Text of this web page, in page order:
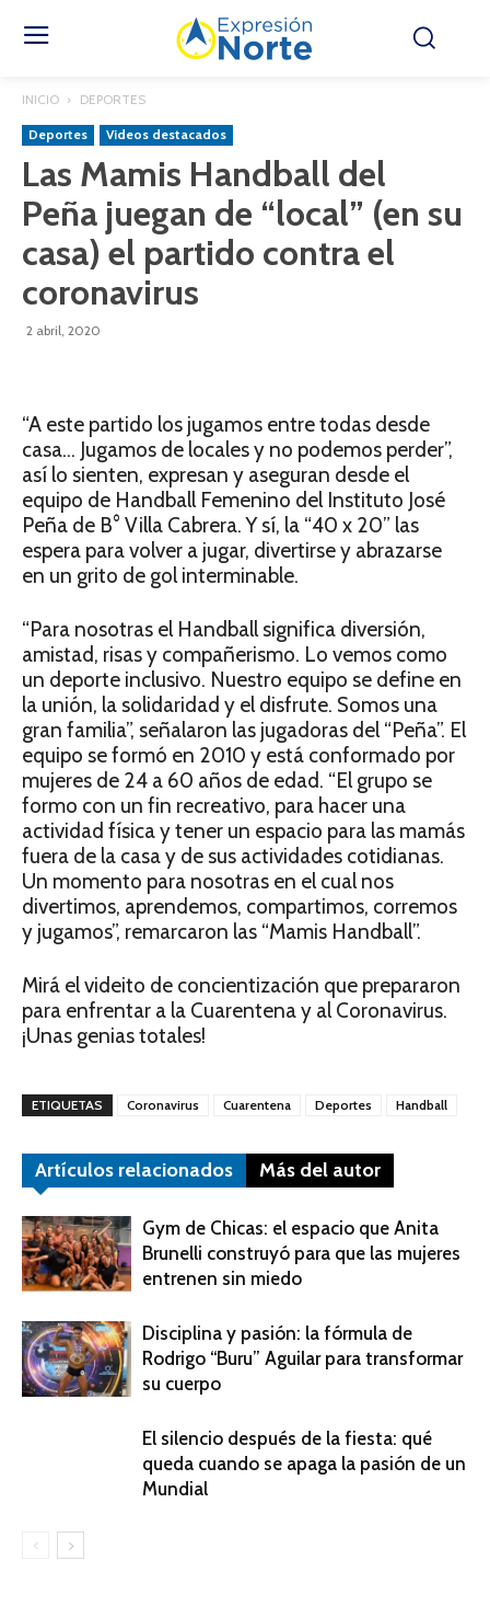
INICIO DEPORTES
Deportes Videos destacados
Las Mamis Handball del
Peña juegan de “local” (en su
casa) el partido contra el
coronavirus
2 abril, 2020
“A este partido los jugamos entre todas desde
casa… Jugamos de locales y no podemos perder”,
así lo sienten, expresan y aseguran desde el
equipo de Handball Femenino del Instituto José
Peña de B° Villa Cabrera. Y sí, la “40 x 20” las
espera para volver a jugar, divertirse y abrazarse
en un grito de gol interminable.
“Para nosotras el Handball significa diversión,
amistad, risas y compañerismo. Lo vemos como
un deporte inclusivo. Nuestro equipo se define en
la unión, la solidaridad y el disfrute. Somos una
gran familia”, señalaron las jugadoras del “Peña”. El
equipo se formó en 2010 y está conformado por
mujeres de 24 a 60 años de edad. “El grupo se
formo con un fin recreativo, para hacer una
actividad física y tener un espacio para las mamás
fuera de la casa y de sus actividades cotidianas.
Un momento para nosotras en el cual nos
divertimos, aprendemos, compartimos, corremos
y jugamos”, remarcaron las “Mamis Handball”.
Mirá el videito de concientización que prepararon
para enfrentar a la Cuarentena y al Coronavirus.
¡Unas genias totales!
ETIQUETAS Coronavirus Cuarentena Deportes Handball
Artículos relacionados Más del autor
Gym de Chicas: el espacio que Anita
Brunelli construyó para que las mujeres
entrenen sin miedo
Disciplina y pasión: la fórmula de
Rodrigo “Buru” Aguilar para transformar
su cuerpo
El silencio después de la fiesta: qué
queda cuando se apaga la pasión de un
Mundial